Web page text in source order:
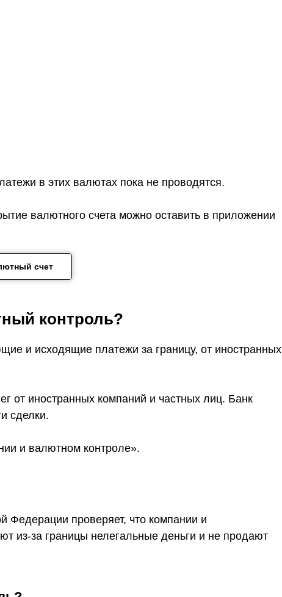
в этих валютах пока не проводятся.
валютного счета можно оставить в приложении
счет
контроль?
и исходящие платежи за границу, от иностранных
от иностранных компаний и частных лиц. Банк
сделки.
и валютном контроле».
Федерации проверяет, что компании и
из-за границы нелегальные деньги и не продают